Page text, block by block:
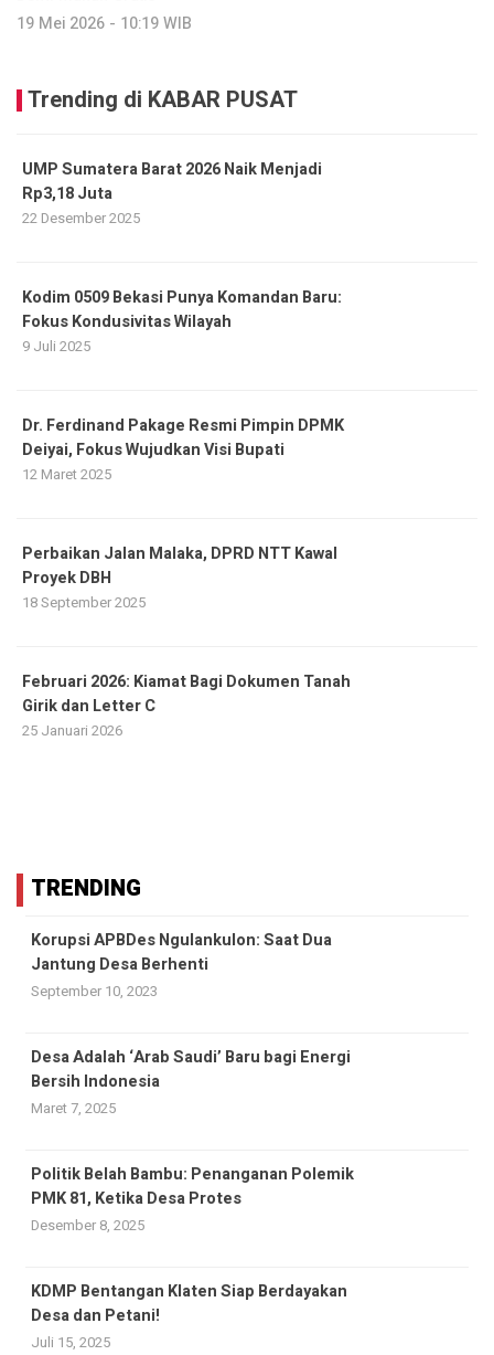
19 Mei 2026 - 10:19 WIB
Trending di KABAR PUSAT
UMP Sumatera Barat 2026 Naik Menjadi
Rp3,18 Juta
22 Desember 2025
Kodim 0509 Bekasi Punya Komandan Baru:
Fokus Kondusivitas Wilayah
9 Juli 2025
Dr. Ferdinand Pakage Resmi Pimpin DPMK
Deiyai, Fokus Wujudkan Visi Bupati
12 Maret 2025
Perbaikan Jalan Malaka, DPRD NTT Kawal
Proyek DBH
18 September 2025
Februari 2026: Kiamat Bagi Dokumen Tanah
Girik dan Letter C
25 Januari 2026
TRENDING
Korupsi APBDes Ngulankulon: Saat Dua
Jantung Desa Berhenti
September 10, 2023
Desa Adalah ‘Arab Saudi’ Baru bagi Energi
Bersih Indonesia
Maret 7, 2025
Politik Belah Bambu: Penanganan Polemik
PMK 81, Ketika Desa Protes
Desember 8, 2025
KDMP Bentangan Klaten Siap Berdayakan
Desa dan Petani!
Juli 15, 2025